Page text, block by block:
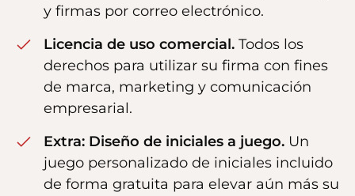
y firmas por correo electrónico.
Licencia de uso comercial. Todos los
derechos para utilizar su firma con fines
de marca, marketing y comunicación
empresarial.
Extra: Diseño de iniciales a juego. Un
juego personalizado de iniciales incluido
de forma gratuita para elevar aún más su